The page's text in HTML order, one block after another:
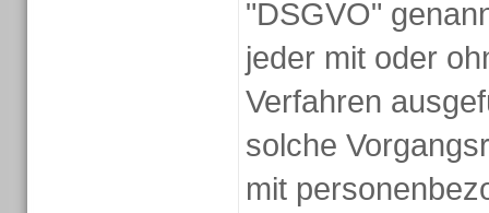
"DSGVO"
jeder mit oder
Verfahren
solche
mit